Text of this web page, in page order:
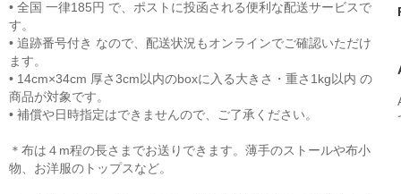
• 全国 一律185円 で、ポストに投函される便利な配送サービスで
す。
• 追跡番号付き なので、配送状況もオンラインでご確認いただけ
ます。
• 14cm×34cm 厚さ3cm以内のboxに入る大きさ・重さ1kg以内 の
商品が対象です。
• 補償や日時指定はできませんので、ご了承ください。
＊布は４m程の長さまでお送りできます。薄手のストールや布小
物、お洋服のトップスなど。